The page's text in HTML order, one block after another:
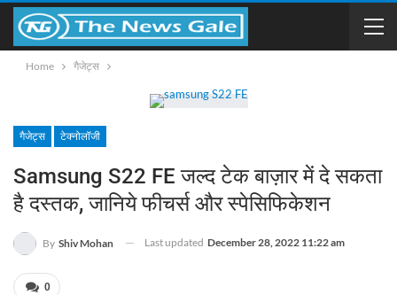
Home गैजेट्स
गैजेट्स टेक्नोलॉजी
Samsung S22 FE जल्द टेक बाज़ार में दे सकता
है दस्तक, जानिये फीचर्स और स्पेसिफिकेशन
By Shiv Mohan Last updated December 28, 2022 11:22 am
0